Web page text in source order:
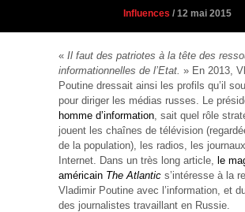
Influences / 12 mai 2015
« Il faut des patriotes à la tête des
informationnelles de l’Etat. » En 2013,
Poutine dressait ainsi les profils qu’il
pour diriger les médias russes. Le
homme d’information , sait quel rôle
jouent les chaînes de télévision
de la population), les radios, les
Internet. Dans un très long article,
le
américain The Atlantic s’intéresse à la
Vladimir Poutine avec l’information, et
des journalistes travaillant en Russie.